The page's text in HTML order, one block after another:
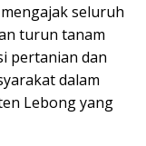
seluruh
turun tanam
pertanian dan
dalam
Lebong yang